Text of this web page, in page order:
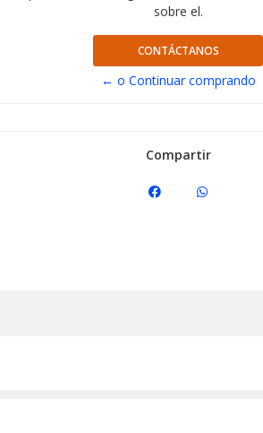
sobre el.
CONTÁCTANOS
← o Continuar comprando
Compartir